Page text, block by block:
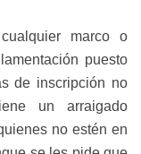
marco o
puesto
de inscripción no
un arraigado
no estén en